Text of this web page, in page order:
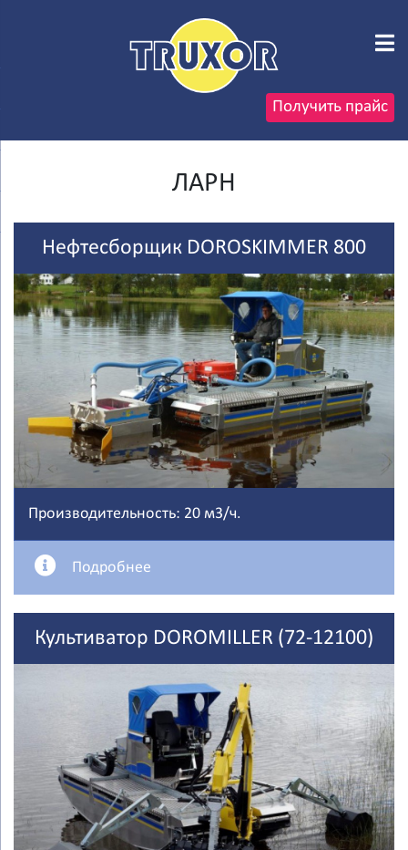
Получить прайс
ЛАРН
Нефтесборщик DOROSKIMMER 800
Производительность: 20 м3/ч.
Подробнее
Культиватор DOROMILLER (72-12100)